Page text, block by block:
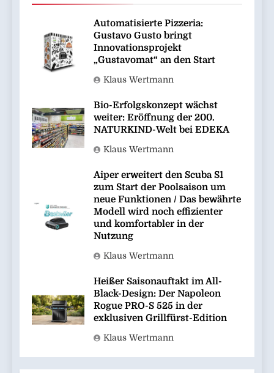
Automatisierte Pizzeria:
Gustavo Gusto bringt
Innovationsprojekt
„Gustavomat“ an den Start
Klaus Wertmann
Bio-Erfolgskonzept wächst
weiter: Eröffnung der 200.
NATURKIND-Welt bei EDEKA
Klaus Wertmann
Aiper erweitert den Scuba S1
zum Start der Poolsaison um
neue Funktionen / Das bewährte
Modell wird noch effizienter
und komfortabler in der
Nutzung
Klaus Wertmann
Heißer Saisonauftakt im All-
Black-Design: Der Napoleon
Rogue PRO-S 525 in der
exklusiven Grillfürst-Edition
Klaus Wertmann